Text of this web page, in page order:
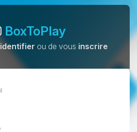
BoxToPlay
identifier ou de vous inscrire